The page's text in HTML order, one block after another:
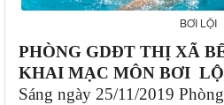
BƠI LỘI
PHÒNG GDĐT THỊ XÃ
KHAI MẠC MÔN BƠI
Sáng ngày 25/11/2019